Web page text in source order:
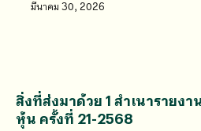
มีนาคม 30, 2026
สิ่งที่ส่งมาด้วย 1 สำเนารายง
หุ้น ครั้งที่ 21-2568